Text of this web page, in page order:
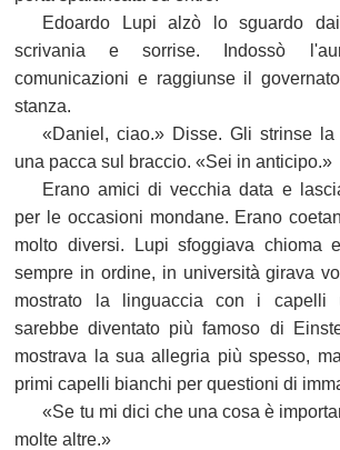
Edoardo Lupi alzò lo sguardo
scrivania e sorrise. Indossò
comunicazioni e raggiunse il
stanza.
«Daniel, ciao.» Disse. Gli strinse
una pacca sul braccio. «Sei in anticipo.»
Erano amici di vecchia data e
per le occasioni mondane. Erano
molto diversi. Lupi sfoggiava chioma
sempre in ordine, in università girava
mostrato la linguaccia con i capelli
sarebbe diventato più famoso di
mostrava la sua allegria più spesso,
primi capelli bianchi per questioni di
«Se tu mi dici che una cosa è
molte altre.»